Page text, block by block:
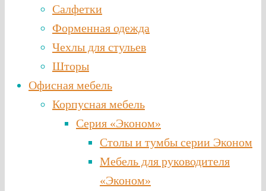
Салфетки
Форменная одежда
Чехлы для стульев
Шторы
Офисная мебель
Корпусная мебель
Серия «Эконом»
Столы и тумбы серии Эконом
Мебель для руководителя
«Эконом»